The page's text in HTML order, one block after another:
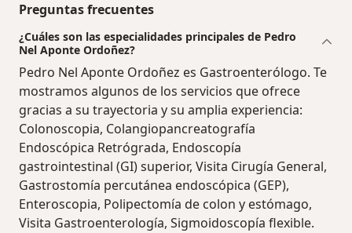
Preguntas frecuentes
¿Cuáles son las especialidades principales de Pedro
Nel Aponte Ordoñez?
Pedro Nel Aponte Ordoñez es Gastroenterólogo. Te
mostramos algunos de los servicios que ofrece
gracias a su trayectoria y su amplia experiencia:
Colonoscopia, Colangiopancreatografía
Endoscópica Retrógrada, Endoscopía
gastrointestinal (GI) superior, Visita Cirugía General,
Gastrostomía percutánea endoscópica (GEP),
Enteroscopia, Polipectomía de colon y estómago,
Visita Gastroenterología, Sigmoidoscopía flexible.